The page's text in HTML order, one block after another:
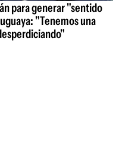
para generar "sentido
"Tenemos una